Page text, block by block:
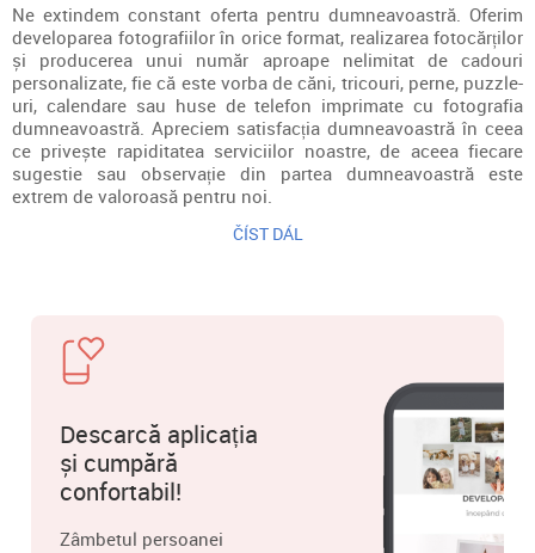
Ne extindem constant oferta pentru dumneavoastră. Oferim
developarea fotografiilor în orice format, realizarea fotocărților
și producerea unui număr aproape nelimitat de cadouri
personalizate, fie că este vorba de căni, tricouri, perne, puzzle-
uri, calendare sau huse de telefon imprimate cu fotografia
dumneavoastră. Apreciem satisfacția dumneavoastră în ceea
ce privește rapiditatea serviciilor noastre, de aceea fiecare
sugestie sau observație din partea dumneavoastră este
extrem de valoroasă pentru noi.
ČÍST DÁL
Descarcă aplicația
și cumpără
confortabil!
Zâmbetul persoanei